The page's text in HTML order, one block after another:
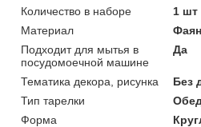
Количество в наборе
1 шт
Материал
Подходит для мытья в
посудомоечной машине
Да
Тематика декора, рисунка
Без
Тип тарелки
Форма